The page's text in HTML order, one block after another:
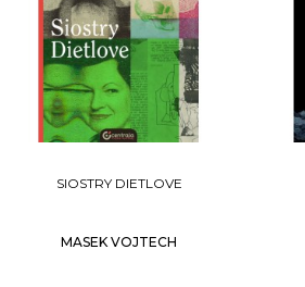
SIOSTRY DIETLOVE
MASEK VOJTECH